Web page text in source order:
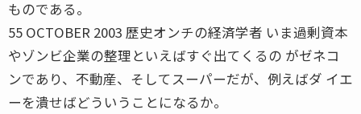
ものである。
55 OCTOBER 2003 歴史オンチの経済学者 いま過剰資本
やゾンビ企業の整理といえばすぐ出てくるの がゼネコ
ンであり、不動産、そしてスーパーだが、例えばダ イエ
ーを潰せばどういうことになるか。